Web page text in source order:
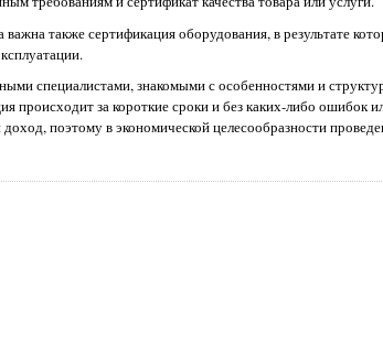
также сертификация оборудования, в результате
специалистами, знакомыми с особенностями и
происходит за короткие сроки и без каких-либо ошибок
поэтому в экономической целесообразности